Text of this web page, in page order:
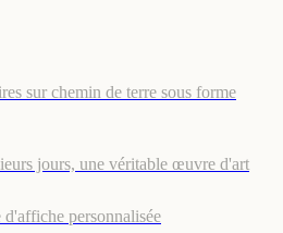
sur chemin de terre sous forme
jours, une véritable œuvre d'art
personnalisée